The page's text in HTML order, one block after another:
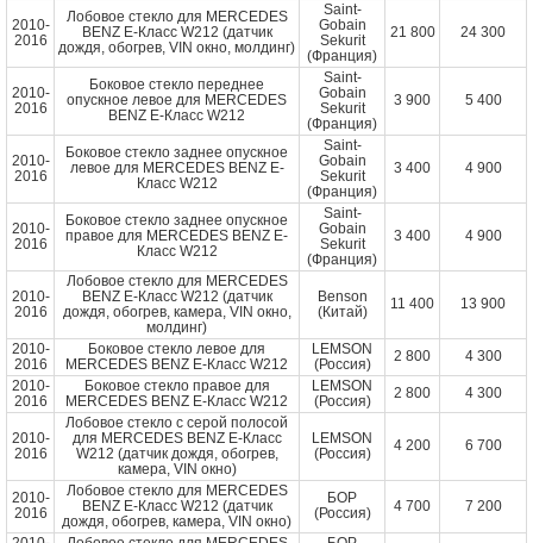
2010-
2016
Лобовое стекло для MERCEDES
BENZ E-Класс W212 (датчик
дождя, обогрев, VIN окно, молдинг)
Saint-
Gobain
Sekurit
(Франция)
21 800 24 300
2010-
2016
Боковое стекло переднее
опускное левое для MERCEDES
BENZ E-Класс W212
Saint-
Gobain
Sekurit
(Франция)
3 900 5 400
2010-
2016
Боковое стекло заднее опускное
левое для MERCEDES BENZ E-
Класс W212
Saint-
Gobain
Sekurit
(Франция)
3 400 4 900
2010-
2016
Боковое стекло заднее опускное
правое для MERCEDES BENZ E-
Класс W212
Saint-
Gobain
Sekurit
(Франция)
3 400 4 900
2010-
2016
Лобовое стекло для MERCEDES
BENZ E-Класс W212 (датчик
дождя, обогрев, камера, VIN окно,
молдинг)
Benson
(Китай)
11 400 13 900
2010-
2016
Боковое стекло левое для
MERCEDES BENZ E-Класс W212
LEMSON
(Россия)
2 800
4 300
2010-
2016
Боковое стекло правое для
MERCEDES BENZ E-Класс W212
LEMSON
(Россия)
2 800 4 300
2010-
2016
Лобовое стекло с серой полосой
для MERCEDES BENZ E-Класс
W212 (датчик дождя, обогрев,
камера, VIN окно)
LEMSON
(Россия)
4 200 6 700
2010-
2016
Лобовое стекло для MERCEDES
BENZ E-Класс W212 (датчик
дождя, обогрев, камера, VIN окно)
БОР
(Россия)
4 700 7 200